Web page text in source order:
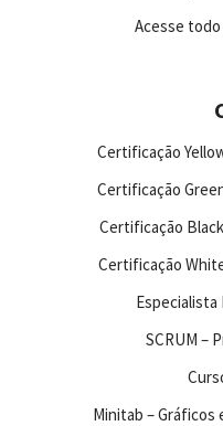
Acesse
Certificação
Certificação
Certificação
Certificação
SCRUM –
Minitab – Gráficos